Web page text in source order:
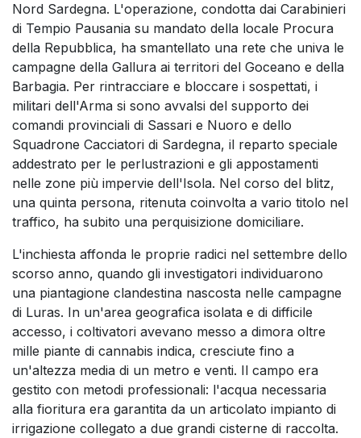
Nord Sardegna. L'operazione, condotta dai Carabinieri
di Tempio Pausania su mandato della locale Procura
della Repubblica, ha smantellato una rete che univa le
campagne della Gallura ai territori del Goceano e della
Barbagia. Per rintracciare e bloccare i sospettati, i
militari dell'Arma si sono avvalsi del supporto dei
comandi provinciali di Sassari e Nuoro e dello
Squadrone Cacciatori di Sardegna, il reparto speciale
addestrato per le perlustrazioni e gli appostamenti
nelle zone più impervie dell'Isola. Nel corso del blitz,
una quinta persona, ritenuta coinvolta a vario titolo nel
traffico, ha subito una perquisizione domiciliare.
L'inchiesta affonda le proprie radici nel settembre dello
scorso anno, quando gli investigatori individuarono
una piantagione clandestina nascosta nelle campagne
di Luras. In un'area geografica isolata e di difficile
accesso, i coltivatori avevano messo a dimora oltre
mille piante di cannabis indica, cresciute fino a
un'altezza media di un metro e venti. Il campo era
gestito con metodi professionali: l'acqua necessaria
alla fioritura era garantita da un articolato impianto di
irrigazione collegato a due grandi cisterne di raccolta.